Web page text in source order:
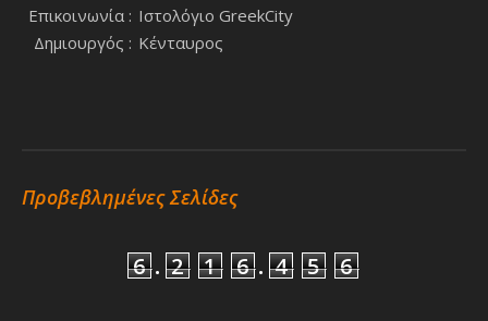
Επικοινωνία : Ιστολόγιο GreekCity
Δημιουργός : Κένταυρος
Προβεβλημένες Σελίδες
6 . 2 1 6 . 4 5 6